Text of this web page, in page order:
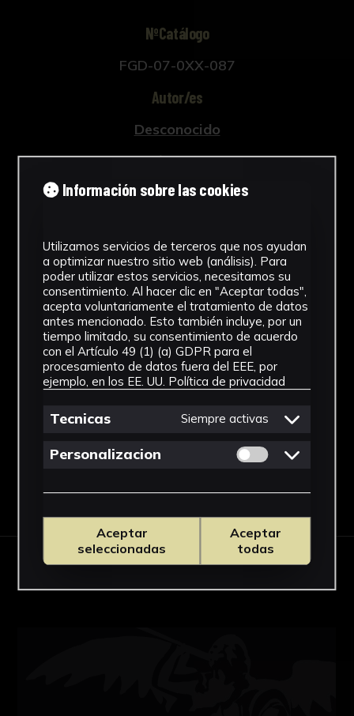
NºCatálogo
FGD-07-0XX-087
Autor/es
Desconocido
Tipología
Documento
2019
Técnica
Impresión
Materiales
Papel
Descargar Ficha
OBRAS RELACIONADAS
Información sobre las cookies
Utilizamos servicios de terceros que nos ayudan
a optimizar nuestro sitio web (análisis). Para
poder utilizar estos servicios, necesitamos su
consentimiento. Al hacer clic en "Aceptar todas",
acepta voluntariamente el tratamiento de datos
antes mencionado. Esto también incluye, por un
tiempo limitado, su consentimiento de acuerdo
con el Artículo 49 (1) (a) GDPR para el
procesamiento de datos fuera del EEE, por
ejemplo, en los EE. UU. Política de privacidad
Tecnicas Siempre activas
Personalizacion Permitir cookies
Aceptar
seleccionadas
Aceptar
todas